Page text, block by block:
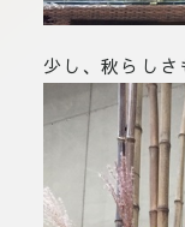
少し、秋らしさ